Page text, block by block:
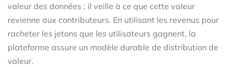
valeur des données ; il veille à ce que cette valeur
revienne aux contributeurs. En utilisant les revenus pour
racheter les jetons que les utilisateurs gagnent, la
plateforme assure un modèle durable de distribution de
valeur.